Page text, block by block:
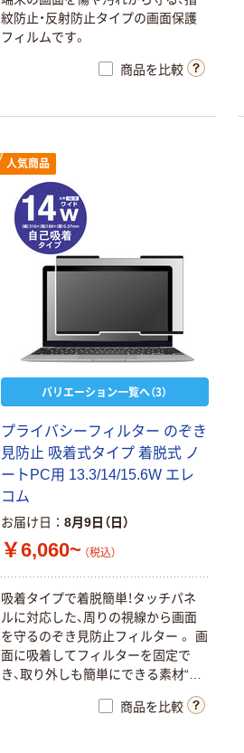
紋防止・反射防止タイプの画面保護
フィルムです。
商品を比較
人気商品
バリエーション一覧へ（3）
プライバシーフィルター のぞき
見防止 吸着式タイプ 着脱式 ノ
ートPC用 13.3/14/15.6W エレ
コム
お届け日 8月9日（日）
￥6,060~ （税込）
吸着タイプで着脱簡単！タッチパネ
ルに対応した、周りの視線から画面
を守るのぞき見防止フィルター 。 画
面に吸着してフィルターを固定で
き、取り外しも簡単にできる素材“ナ
ノサクション”を採用しています。
金属やマグネット、粘着素材を使用
商品を比較
ィルター フィリ
ップス
252B9/11 25イ
枚（直送品）
のぞき見防止フ
ィルター Let’s
note FV1 CFー
FV1 14 private-
pc-moni-
k0001437561 1
￥5,808 （税込）
ナカバヤシ
Surface Pro 12
レイ保護フィル
ム/光沢・指紋防
止 TBF-
SFP25FLS 1枚
￥2,288 （税込）
カゴへ
メディアフュー
チャー 液晶保護
フィルム ブルー
ライトカット 反
射防止 24インチ
free-blc-24 1枚
69-2906-19（直
送品）
￥5,170 （税込）
カゴへ